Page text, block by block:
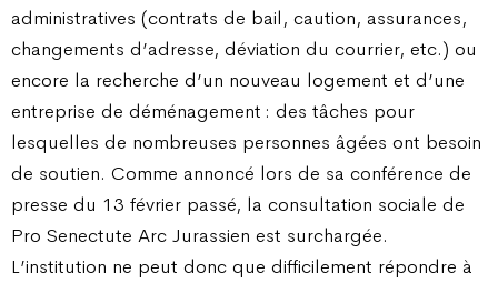
administratives (contrats de bail, caution, assurances,
changements d’adresse, déviation du courrier, etc.) ou
encore la recherche d’un nouveau logement et d’une
entreprise de déménagement : des tâches pour
lesquelles de nombreuses personnes âgées ont besoin
de soutien. Comme annoncé lors de sa conférence de
presse du 13 février passé, la consultation sociale de
Pro Senectute Arc Jurassien est surchargée.
L’institution ne peut donc que difficilement répondre à